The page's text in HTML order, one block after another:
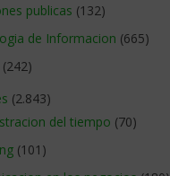
publicas (132)
de Informacion (665)
(242)
(2.843)
del tiempo (70)
(101)